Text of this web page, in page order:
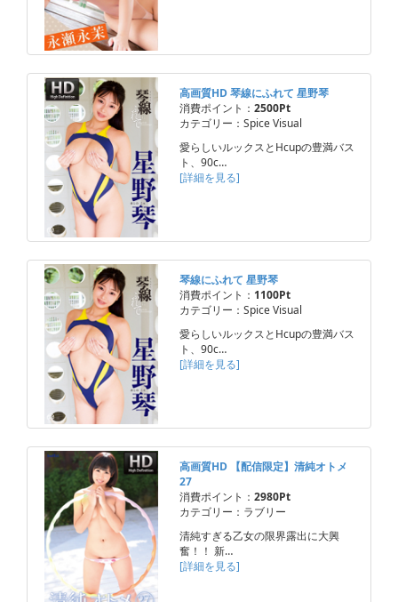
高画質HD 琴線にふれて 星野琴
消費ポイント： 2500Pt
カテゴリー：Spice Visual
愛らしいルックスとHcupの豊満バス
ト、90c…
[詳細を見る]
琴線にふれて 星野琴
消費ポイント： 1100Pt
カテゴリー：Spice Visual
愛らしいルックスとHcupの豊満バス
ト、90c…
[詳細を見る]
高画質HD 【配信限定】清純オトメ
27
消費ポイント： 2980Pt
カテゴリー：ラブリー
清純すぎる乙女の限界露出に大興
奮！！ 新…
[詳細を見る]